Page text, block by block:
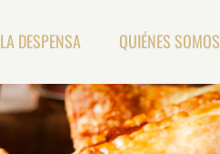
LA DESPENSA QUIÉNES SOMOS